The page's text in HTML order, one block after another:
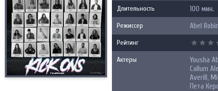
Длительность 100 мин.
Режиссер Abel
Рейтинг
Актеры
Yousha
Callum
Averill,
Пета